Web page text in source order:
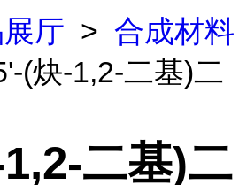
厅 > 合成材料
(炔-1,2-二基)二
二基)二